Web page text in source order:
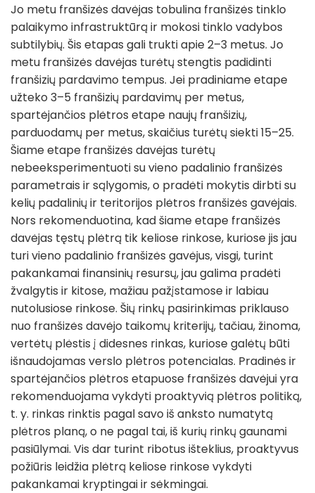
Jo metu franšizės davėjas tobulina franšizės tinklo
palaikymo infrastruktūrą ir mokosi tinklo vadybos
subtilybių. Šis etapas gali trukti apie 2–3 metus. Jo
metu franšizės davėjas turėtų stengtis padidinti
franšizių pardavimo tempus. Jei pradiniame etape
užteko 3–5 franšizių pardavimų per metus,
spartėjančios plėtros etape naujų franšizių,
parduodamų per metus, skaičius turėtų siekti 15–25.
Šiame etape franšizės davėjas turėtų
nebeeksperimentuoti su vieno padalinio franšizės
parametrais ir sąlygomis, o pradėti mokytis dirbti su
kelių padalinių ir teritorijos plėtros franšizės gavėjais.
Nors rekomenduotina, kad šiame etape franšizės
davėjas tęstų plėtrą tik keliose rinkose, kuriose jis jau
turi vieno padalinio franšizės gavėjus, visgi, turint
pakankamai finansinių resursų, jau galima pradėti
žvalgytis ir kitose, mažiau pažįstamose ir labiau
nutolusiose rinkose. Šių rinkų pasirinkimas priklauso
nuo franšizės davėjo taikomų kriterijų, tačiau, žinoma,
vertėtų plėstis į didesnes rinkas, kuriose galėtų būti
išnaudojamas verslo plėtros potencialas. Pradinės ir
spartėjančios plėtros etapuose franšizės davėjui yra
rekomenduojama vykdyti proaktyvią plėtros politiką,
t. y. rinkas rinktis pagal savo iš anksto numatytą
plėtros planą, o ne pagal tai, iš kurių rinkų gaunami
pasiūlymai. Vis dar turint ribotus išteklius, proaktyvus
požiūris leidžia plėtrą keliose rinkose vykdyti
pakankamai kryptingai ir sėkmingai.